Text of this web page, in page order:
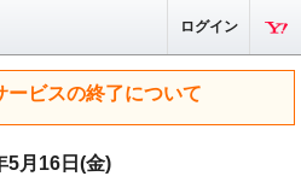
ログイン
ービスの終了について
5月16日(金)